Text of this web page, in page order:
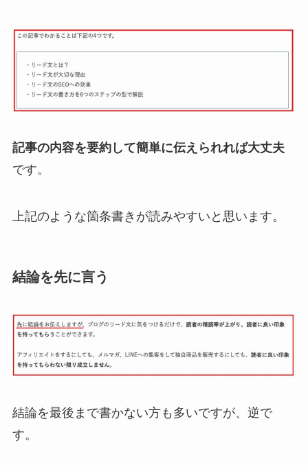
記事の内容を要約して簡単に伝えられれば大丈夫
です。
上記のような箇条書きが読みやすいと思います。
結論を先に言う
結論を最後まで書かない方も多いですが、逆で
す。